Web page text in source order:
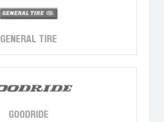
GENERAL TIRE
GOODRIDE